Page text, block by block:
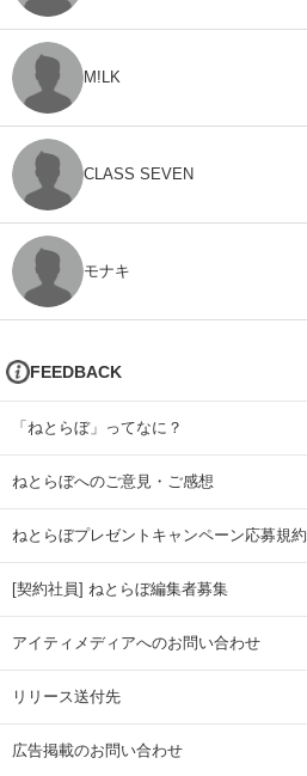
M!LK
CLASS SEVEN
モナキ
FEEDBACK
「ねとらぼ」ってなに？
ねとらぼへのご意見・ご感想
ねとらぼプレゼントキャンペーン応募規約
[契約社員] ねとらぼ編集者募集
アイティメディアへのお問い合わせ
リリース送付先
広告掲載のお問い合わせ